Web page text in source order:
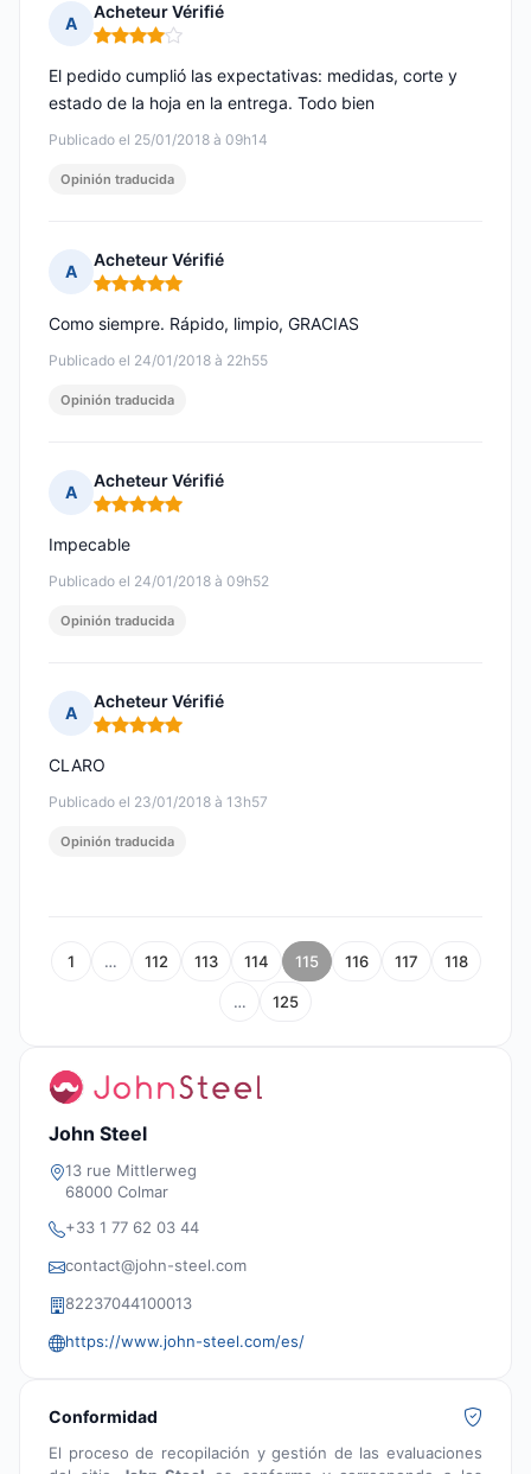
A
Acheteur Vérifié
Nota: 4 de 5
Publicado el 25/01/2018 à 09h14
El pedido cumplió las expectativas: medidas, corte y
estado de la hoja en la entrega. Todo bien
Opinión traducida
A
Acheteur Vérifié
Nota: 5 de 5
Publicado el 24/01/2018 à 22h55
Como siempre. Rápido, limpio, GRACIAS
Opinión traducida
A
Acheteur Vérifié
Nota: 5 de 5
Publicado el 24/01/2018 à 09h52
Impecable
Opinión traducida
A
Acheteur Vérifié
Nota: 5 de 5
Publicado el 23/01/2018 à 13h57
CLARO
Opinión traducida
1 … 112 113 114 115 116 117 118
… 125
John Steel
13 rue Mittlerweg
68000 Colmar
+33 1 77 62 03 44
contact@john-steel.com
82237044100013
https://www.john-steel.com/es/
Conformidad
El proceso de recopilación y gestión de las evaluaciones